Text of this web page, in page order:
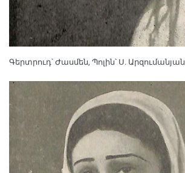
Գերտրուդ՝ Ժասմեն, Պոլին՝ Ս. Արզումանյան